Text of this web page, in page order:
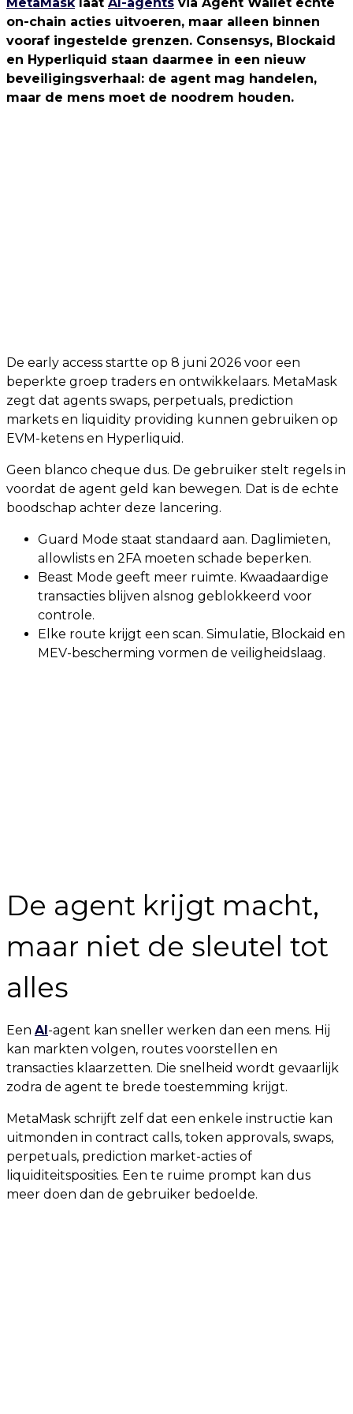
on-chain acties uitvoeren, maar alleen binnen
vooraf ingestelde grenzen. Consensys, Blockaid
en Hyperliquid staan daarmee in een nieuw
beveiligingsverhaal: de agent mag handelen,
maar de mens moet de noodrem houden.
De early access startte op 8 juni 2026 voor een
beperkte groep traders en ontwikkelaars. MetaMask
zegt dat agents swaps, perpetuals, prediction
markets en liquidity providing kunnen gebruiken op
EVM-ketens en Hyperliquid.
Geen blanco cheque dus. De gebruiker stelt regels in
voordat de agent geld kan bewegen. Dat is de echte
boodschap achter deze lancering.
Guard Mode staat standaard aan. Daglimieten,
allowlists en 2FA moeten schade beperken.
Beast Mode geeft meer ruimte. Kwaadaardige
transacties blijven alsnog geblokkeerd voor
controle.
Elke route krijgt een scan. Simulatie, Blockaid en
MEV-bescherming vormen de veiligheidslaag.
De agent krijgt macht,
maar niet de sleutel tot
alles
Een AI-agent kan sneller werken dan een mens. Hij
kan markten volgen, routes voorstellen en
transacties klaarzetten. Die snelheid wordt gevaarlijk
zodra de agent te brede toestemming krijgt.
MetaMask schrijft zelf dat een enkele instructie kan
uitmonden in contract calls, token approvals, swaps,
perpetuals, prediction market-acties of
liquiditeitsposities. Een te ruime prompt kan dus
meer doen dan de gebruiker bedoelde.